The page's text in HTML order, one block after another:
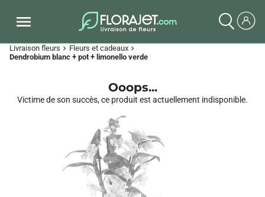
Livraison fleurs chevron_right Fleurs et cadeaux chevron_right
Dendrobium blanc + pot + limonello verde
Ooops...
Victime de son succès, ce produit est actuellement indisponible.